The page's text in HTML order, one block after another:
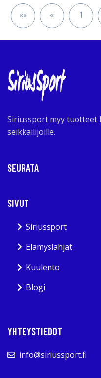
«« « 1
Siriussport myy tuotteet
seikkailijoille.
SEURATA
SIVUT
Siriussport
Elämyslahjat
Kuulento
Blogi
YHTEYSTIEDOT
info@siriussport.fi